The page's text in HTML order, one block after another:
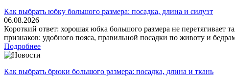
Как выбрать юбку большого размера: посадка, длина и силуэт
06.08.2026
Короткий ответ: хорошая юбка большого размера не
признаков: удобного пояса, правильной посадки по животу и
Подробнее
Как выбрать брюки большого размера: посадка, длина и ткань